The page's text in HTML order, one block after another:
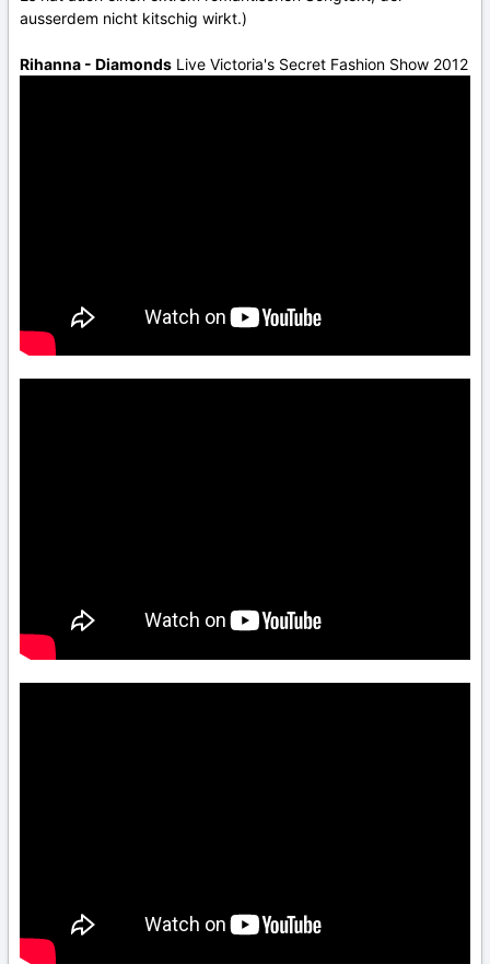
ausserdem nicht kitschig wirkt.)
Rihanna - Diamonds Live Victoria's Secret Fashion Show 2012